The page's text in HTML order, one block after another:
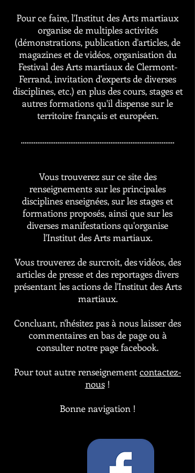
Pour ce faire, l'Institut des Arts martiaux
organise de multiples activités
(démonstrations, publication d'articles, de
magazines et de vidéos, organisation du
Festival des Arts martiaux de Clermont-
Ferrand, invitation d'experts de diverses
disciplines, etc.) en plus des cours, stages et
autres formations qu'il dispense sur le
territoire français et européen.
....................................................................................
Vous trouverez sur ce site des
renseignements sur les principales
disciplines enseignées, sur les stages et
formations proposés, ainsi que sur les
diverses manifestations qu'organise
l'Institut des Arts martiaux.
Vous trouverez de surcroit, des vidéos, des
articles de presse et des reportages divers
présentant les actions de l'Institut des Arts
martiaux.
Concluant, n'hésitez pas à nous laisser des
commentaires en bas de page ou à
consulter notre page facebook.
Pour tout autre renseignement contactez-
nous!
Bonne navigation !